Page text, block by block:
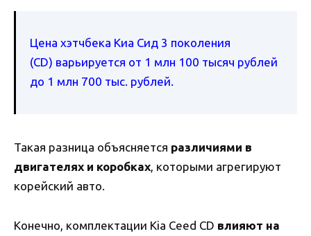
Цена хэтчбека Киа Сид 3 поколения
(CD) варьируется от 1 млн 100 тысяч рублей
до 1 млн 700 тыс. рублей.
Такая разница объясняется различиями в
двигателях и коробках, которыми агрегируют
корейский авто.
Конечно, комплектации Kia Ceed CD влияют на